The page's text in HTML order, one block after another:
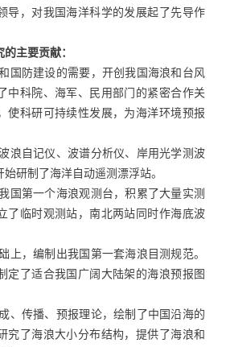
导，对我国海洋科学的发展起了先导作
主要贡献：
防建设的需要，开创我国海浪和台风
中科院、海军、民用部门的紧密合作关
使科研可持续性发展，为海洋环境预报
自记仪、波谱分析仪、岸用光学测波
研制了海洋自动遥测漂浮站。
第一个海浪观测台，积累了大量实测
了临时观测站，南北两站同时作海底波
，编制出我国第一套海浪目测规范。
定了适合我国广阔大陆架的海浪预报图
传播、预报理论，绘制了中国沿海的
究了海浪大小分布结构，提供了海浪和